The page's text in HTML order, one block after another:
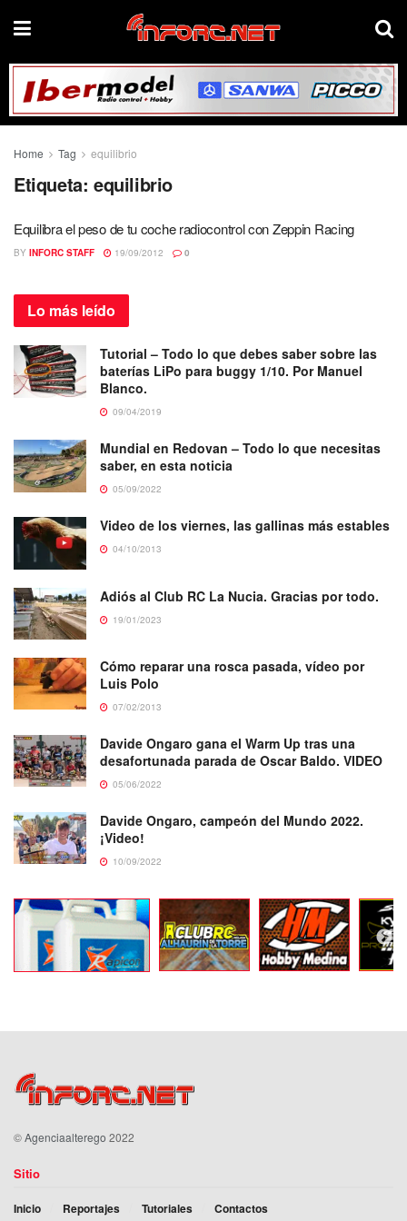
Home Tag equilibrio
Etiqueta: equilibrio
Equilibra el peso de tu coche radiocontrol con Zeppin Racing
BY INFORC STAFF 19/09/2012 0
Lo más leído
Tutorial – Todo lo que debes saber sobre las
baterías LiPo para buggy 1/10. Por Manuel
Blanco.
09/04/2019
Mundial en Redovan – Todo lo que necesitas
saber, en esta noticia
05/09/2022
Video de los viernes, las gallinas más estables
04/10/2013
Adiós al Club RC La Nucia. Gracias por todo.
19/01/2023
Cómo reparar una rosca pasada, vídeo por
Luis Polo
07/02/2013
Davide Ongaro gana el Warm Up tras una
desafortunada parada de Oscar Baldo. VIDEO
05/06/2022
Davide Ongaro, campeón del Mundo 2022.
¡Video!
10/09/2022
©Agenciaalterego 2022
Sitio
Inicio Reportajes Tutoriales Contactos